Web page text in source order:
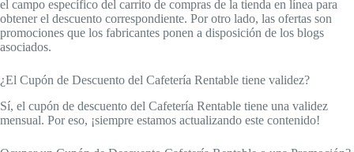
el campo específico del carrito de compras de la tienda en línea para
obtener el descuento correspondiente. Por otro lado, las ofertas son
promociones que los fabricantes ponen a disposición de los blogs
asociados.
¿El Cupón de Descuento del Cafetería Rentable tiene validez?
Sí, el cupón de descuento del Cafetería Rentable tiene una validez
mensual. Por eso, ¡siempre estamos actualizando este contenido!